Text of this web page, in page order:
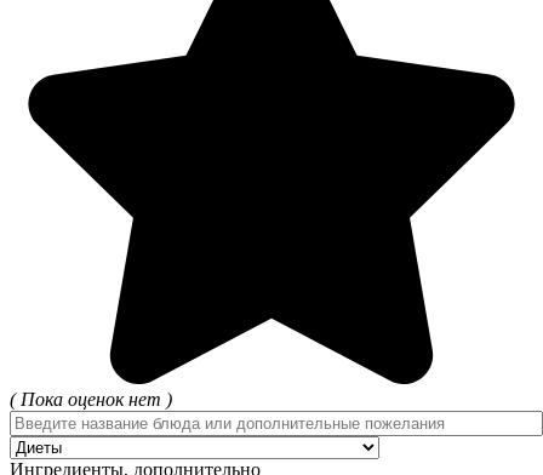
( Пока оценок нет )
Ингредиенты, дополнительно